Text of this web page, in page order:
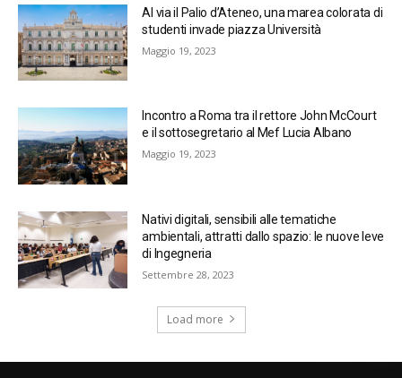
Al via il Palio d’Ateneo, una marea colorata di
studenti invade piazza Università
Maggio 19, 2023
Incontro a Roma tra il rettore John McCourt
e il sottosegretario al Mef Lucia Albano
Maggio 19, 2023
Nativi digitali, sensibili alle tematiche
ambientali, attratti dallo spazio: le nuove leve
di Ingegneria
Settembre 28, 2023
Load more